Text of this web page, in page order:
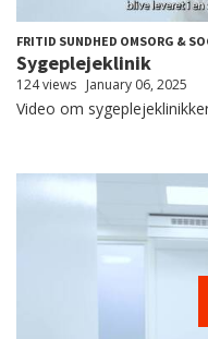
FRITID SUNDHED OMSORG &
Sygeplejeklinik
124 views January 06, 2025
Video om